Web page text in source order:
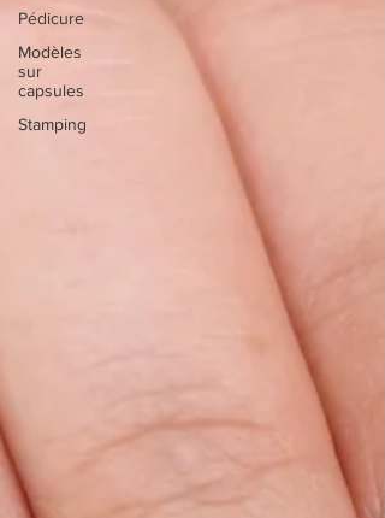
Pédicure
Modèles
sur
capsules
Stamping